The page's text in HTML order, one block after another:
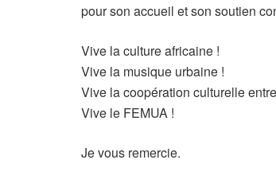
pour son accueil et son soutien
Vive la culture africaine !
Vive la musique urbaine !
Vive la coopération culturelle
Vive le FEMUA !
Je vous remercie.